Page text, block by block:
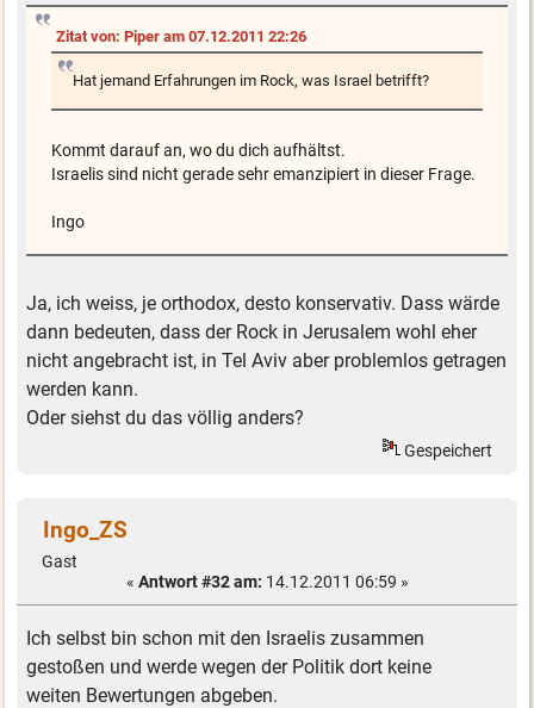
Zitat von: Piper am 07.12.2011 22:26
Hat jemand Erfahrungen im Rock, was Israel betrifft?
Kommt darauf an, wo du dich aufhältst.
Israelis sind nicht gerade sehr emanzipiert in dieser Frage.
Ingo
Ja, ich weiss, je orthodox, desto konservativ. Dass wärde
dann bedeuten, dass der Rock in Jerusalem wohl eher
nicht angebracht ist, in Tel Aviv aber problemlos getragen
werden kann.
Oder siehst du das völlig anders?
Gespeichert
Ingo_ZS
Gast
« Antwort #32 am: 14.12.2011 06:59 »
Ich selbst bin schon mit den Israelis zusammen
gestoßen und werde wegen der Politik dort keine
weiten Bewertungen abgeben.